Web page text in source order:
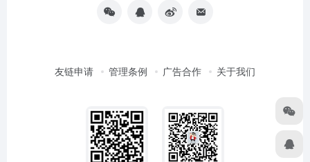
友链申请 管理条例 广告合作 关于我们